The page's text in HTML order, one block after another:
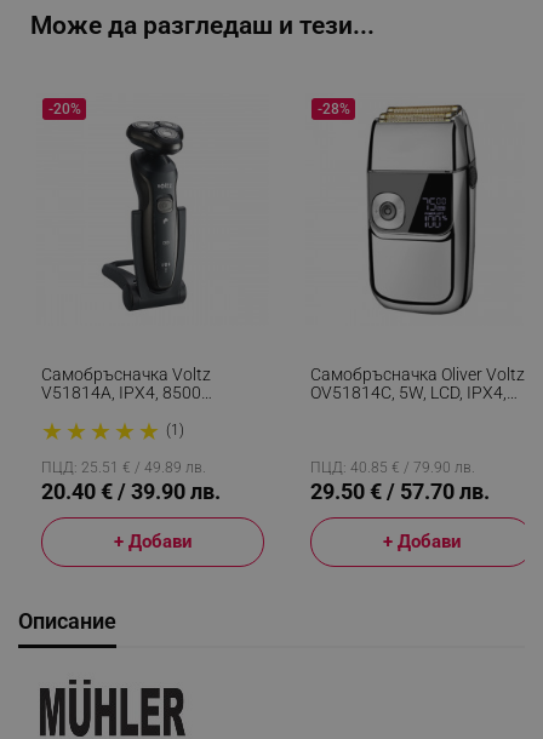
Може да разгледаш и тези...
Самобръсначка Voltz
V51814A, IPX4, 8500
Зареждане, Черен
★ ★ ★ ★ ★ (1)
-20%
ПЦД: 25.51 € / 49.89 лв.
20.40 € / 39.90 лв.
+ Добави
Самобръсначка Oliver Voltz
OV51814C, 5W, LCD, IPX4,
-28%
ПЦД: 40.85 € / 79.90 лв.
29.50 € / 57.70 лв.
+ Добави
Описание